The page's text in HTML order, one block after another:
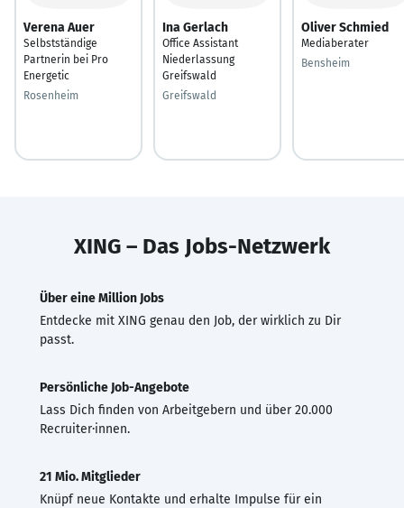
Verena Auer
Selbstständige
Partnerin bei Pro
Energetic
Rosenheim
Ina Gerlach
Office Assistant
Niederlassung
Greifswald
Greifswald
Oliver Schmied
Mediaberater
Bensheim
XING – Das Jobs-Netzwerk
Über eine Million Jobs
Entdecke mit XING genau den Job, der wirklich zu Dir
passt.
Persönliche Job-Angebote
Lass Dich finden von Arbeitgebern und über 20.000
Recruiter·innen.
21 Mio. Mitglieder
Knüpf neue Kontakte und erhalte Impulse für ein